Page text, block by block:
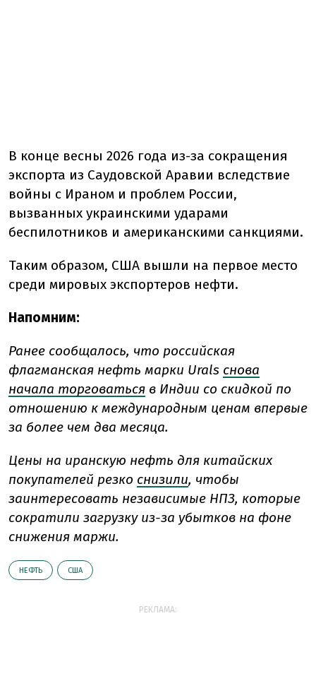
В конце весны 2026 года из-за сокращения
экспорта из Саудовской Аравии вследствие
войны с Ираном и проблем России,
вызванных украинскими ударами
беспилотников и американскими санкциями.
Таким образом, США вышли на первое место
среди мировых экспортеров нефти.
Напомним:
Ранее сообщалось, что российская
флагманская нефть марки Urals снова
начала торговаться в Индии со скидкой по
отношению к международным ценам впервые
за более чем два месяца.
Цены на иранскую нефть для китайских
покупателей резко снизили, чтобы
заинтересовать независимые НПЗ, которые
сократили загрузку из-за убытков на фоне
снижения маржи.
НЕФТЬ США
РЕКЛАМА: